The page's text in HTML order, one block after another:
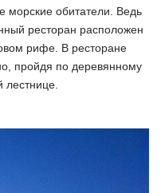
морские обитатели. Ведь
ресторан расположен
рифе. В ресторане
пройдя по деревянному
лестнице.